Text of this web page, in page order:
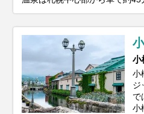
小
小
ジ
で
小